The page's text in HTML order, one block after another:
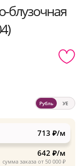
блузочная
Рубль УЕ
713 ₽/м
сумма заказа от 50 000 ₽
642 ₽/м